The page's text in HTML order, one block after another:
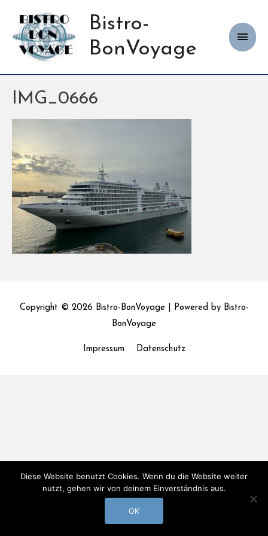
Bistro-
BonVoyage
IMG_0666
Copyright © 2026 Bistro-BonVoyage| Powered by Bistro-
BonVoyage
Impressum Datenschutz
Diese Website benutzt Cookies. Wenn du die Website weiter
nutzt, gehen wir von deinem Einverständnis aus.
OK